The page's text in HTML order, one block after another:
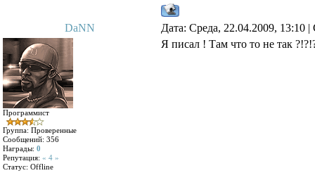
DaNN Дата: Среда, 22.04.2009, 13:10
Программист
Группа: Проверенные
Сообщений: 356
Награды: 0
Репутация: « 4 »
Статус: Offline
Я писал ! Там что то не так